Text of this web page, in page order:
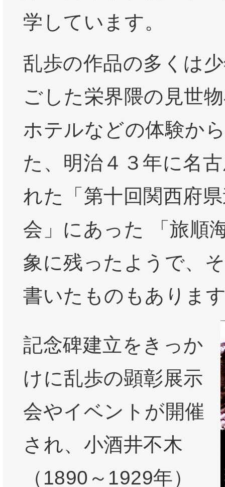
学しています。
乱歩の作品の多くは
ごした栄界隈の見世
ホテルなどの体験か
た、明治４３年に名
れた「第十回関西府
会」にあった 「旅順
象に残ったようで、
書いたものもありま
記念碑建立をきっか
けに乱歩の顕彰展示
会やイベントが開催
され、小酒井不木
（1890～1929年）